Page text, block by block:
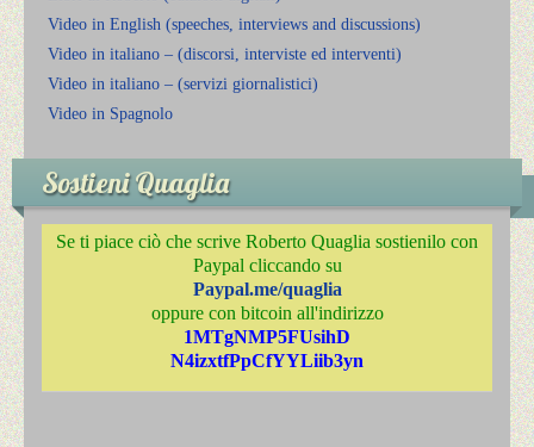
Video in English (speeches, interviews and discussions)
Video in italiano – (discorsi, interviste ed interventi)
Video in italiano – (servizi giornalistici)
Video in Spagnolo
Sostieni Quaglia
Se ti piace ciò che scrive Roberto Quaglia sostienilo con
Paypal cliccando su
Paypal.me/quaglia
oppure con bitcoin all'indirizzo
1MTgNMP5FUsihD
N4izxtfPpCfYYLiib3yn